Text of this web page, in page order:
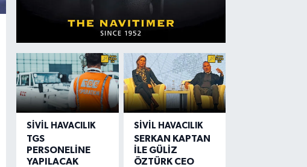
SIVIL HAVACILIK
TGS
PERSONELİNE
YAPILACAK
SIVIL HAVACILIK
SERKAN KAPTAN
İLE GÜLİZ
ÖZTÜRK CEO